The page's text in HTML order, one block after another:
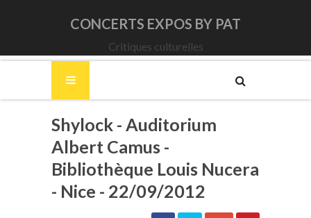
CONCERTS EXPOS BY PAT
Critiques culturelles
Shylock - Auditorium
Albert Camus -
Bibliothèque Louis Nucera
- Nice - 22/09/2012